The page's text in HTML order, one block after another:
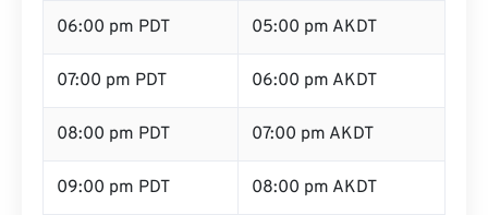
06:00 pm PDT 05:00 pm AKDT
07:00 pm PDT 06:00 pm AKDT
08:00 pm PDT 07:00 pm AKDT
09:00 pm PDT 08:00 pm AKDT